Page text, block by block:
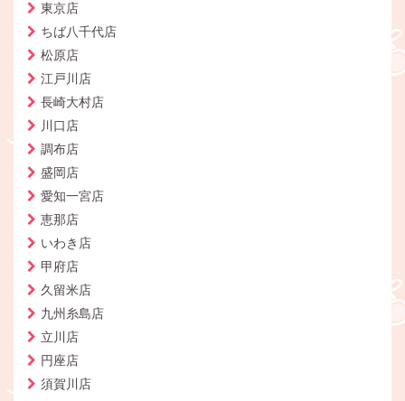
東京店
ちば八千代店
松原店
江戸川店
長崎大村店
川口店
調布店
盛岡店
愛知一宮店
恵那店
いわき店
甲府店
久留米店
九州糸島店
立川店
円座店
須賀川店